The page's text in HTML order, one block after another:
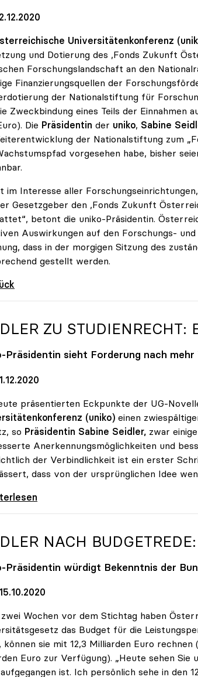
Universitätenkonferenz
und Dotierung des ,Fonds Zukunft
Forschungslandschaft an den
Finanzierungsquellen der
der Nationalstiftung für
Zweckbindung eines Teils der
Die Präsidentin der uniko, Sabine
der Nationalstiftung zum
vorgesehen habe, bisher
im Interesse aller
Gesetzgeber den ,Fonds Zukunft
betont die uniko-Präsidentin.
Auswirkungen auf den Forschungs-
dass in der morgigen Sitzung des
gestellt werden.
ZU STUDIENRECHT:
-Präsidentin sieht Forderung nach
präsentierten Eckpunkte der UG-
(uniko) einen
so Präsidentin Sabine Seidler, zwar
Anerkennungsmöglichkeiten und
der Verbindlichkeit ist ein erster
dass von der ursprünglichen Idee
zu Studienrecht: Erste Schritte sind getan
NACH
-Präsidentin würdigt Bekenntnis der
zwei Wochen vor dem Stichtag haben
das Budget für die
können sie mit 12,3 Milliarden Euro
Euro zur Verfügung). „Heute sehen
ist. Ich persönlich sehe in den